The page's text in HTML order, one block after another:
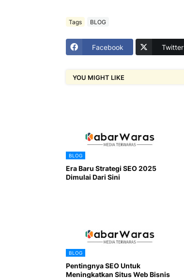
Tags BLOG
Facebook Twitter
YOU MIGHT LIKE
BLOG
Era Baru Strategi SEO 2025
Dimulai Dari Sini
BLOG
Pentingnya SEO Untuk
Meningkatkan Situs Web Bisnis